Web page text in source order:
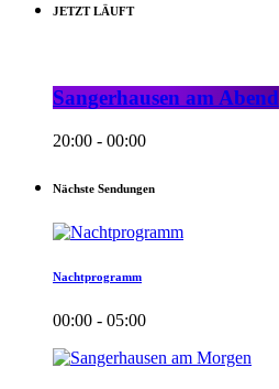
JETZT LÄUFT
Sangerhausen am Abend
20:00 - 00:00
Nächste Sendungen
Nachtprogramm
00:00 - 05:00